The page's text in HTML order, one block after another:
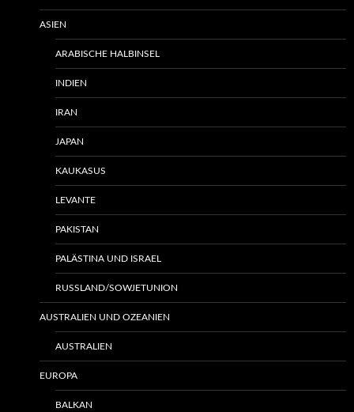
ASIEN
ARABISCHE HALBINSEL
INDIEN
IRAN
JAPAN
KAUKASUS
LEVANTE
PAKISTAN
PALÄSTINA UND ISRAEL
RUSSLAND/SOWJETUNION
AUSTRALIEN UND OZEANIEN
AUSTRALIEN
EUROPA
BALKAN